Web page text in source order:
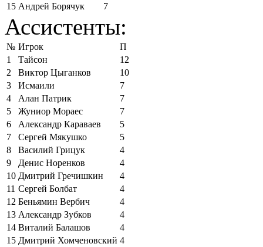
15 Андрей Борячук 7
Ассистенты:
№ Игрок
П
1
Тайсон
12
2
Виктор Цыганков
10
3
Исмаили
7
4
Алан Патрик
7
5
Жуниор Мораес
7
6
Александр Караваев
5
7
Сергей Мякушко
5
8
Василий Грицук
4
9
Денис Норенков
4
10 Дмитрий Гречишкин
4
11 Сергей Болбат
4
12 Беньямин Вербич
4
13 Александр Зубков
4
14 Виталий Балашов
4
15 Дмитрий Хомченовский 4